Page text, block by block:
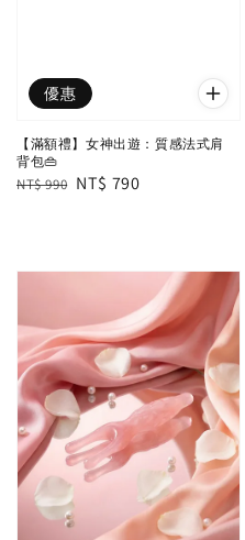
優惠
【滿額禮】女神出遊：質感法式肩
背包👜
Regular
NT$ 990 Sale
NT$ 790